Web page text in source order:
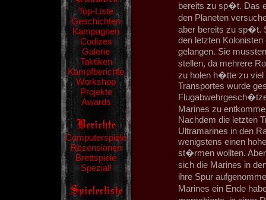
Top-Liste
Geschichten
Kampagnen
Codizes
Galerie
Taktiken
Kampfberichte
Workshop
Projekte
Awards
Computerspiele
Rezensionen
Brettspiele
Spezial!
bereits zu sp�t. Das
den Planeten
aber bereits zu sp�t.
den letzten
gelangen. Sie
stellen, da mehrere
zu holen h�tte zu viel
Transportes wurde
Marines zu
Nachdem die letzten
Ultramarines in den
wenigstens einen
st�rmen wollten.
sich die Marines in
ihre Spur
Marines ein Ende